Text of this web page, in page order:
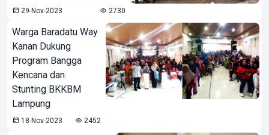
29-Nov-2023 2730
Warga Baradatu Way
Kanan Dukung
Program Bangga
Kencana dan
Stunting BKKBM
Lampung
18-Nov-2023 2452